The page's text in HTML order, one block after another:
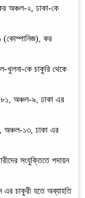
অঞ্চল-২, ঢাকা-কে
(কোম্পানিজ), কর
কে চাকুরি থেকে
অঞ্চল-৯, ঢাকা এর
অঞ্চল-১৩, ঢাকা এর
সংযুক্তিতে পদায়ন
চাকুরী হতে অব্যাহতি